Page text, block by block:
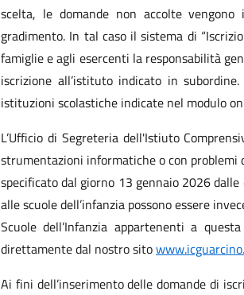
scelta, le domande non accolte
gradimento. In tal caso il sistema di
famiglie e agli esercenti la responsabilità
iscrizione all’istituto indicato in
istituzioni scolastiche indicate nel modulo
L’Ufficio di Segreteria dell'Istiuto
strumentazioni informatiche o con
specificato dal giorno 13 gennaio 2026
alle scuole dell’infanzia possono essere
Scuole dell’Infanzia appartenenti a
direttamente dal nostro sito
Ai fini dell’inserimento delle domande di